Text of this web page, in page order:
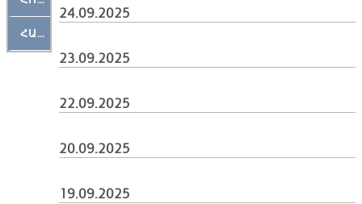
ՀԱՐԹԱԿ
24.09.2025
23.09.2025
22.09.2025
20.09.2025
19.09.2025